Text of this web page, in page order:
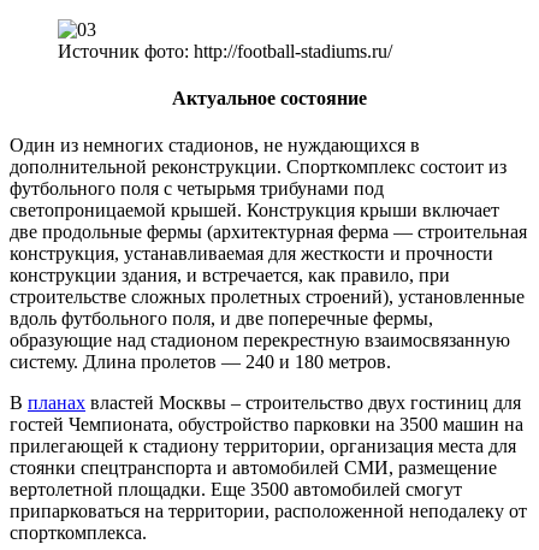
Источник фото: http://football-stadiums.ru/
Актуальное состояние
Один из немногих стадионов, не нуждающихся в
дополнительной реконструкции. Спорткомплекс состоит из
футбольного поля с четырьмя трибунами под
светопроницаемой крышей. Конструкция крыши включает
две продольные фермы (архитектурная ферма — строительная
конструкция, устанавливаемая для жесткости и прочности
конструкции здания, и встречается, как правило, при
строительстве сложных пролетных строений), установленные
вдоль футбольного поля, и две поперечные фермы,
образующие над стадионом перекрестную взаимосвязанную
систему. Длина пролетов — 240 и 180 метров.
В планах властей Москвы – строительство двух гостиниц для
гостей Чемпионата, обустройство парковки на 3500 машин на
прилегающей к стадиону территории, организация места для
стоянки спецтранспорта и автомобилей СМИ, размещение
вертолетной площадки. Еще 3500 автомобилей смогут
припарковаться на территории, расположенной неподалеку от
спорткомплекса.